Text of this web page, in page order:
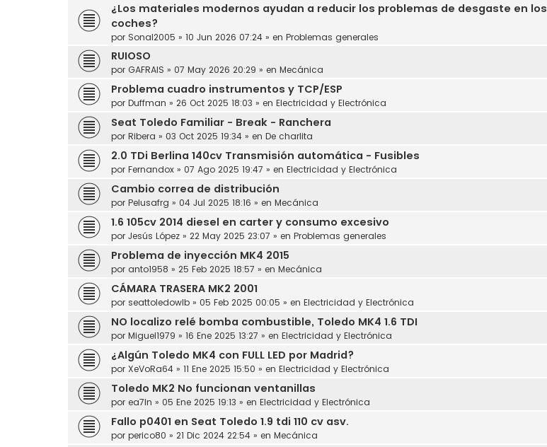
¿Los materiales modernos ayudan a reducir los problemas de desgaste en los
coches?
por Sonal2005 » 10 Jun 2026 07:24 » en Problemas generales
RUIOSO
por GAFRAIS » 07 May 2026 20:29 » en Mecánica
Problema cuadro instrumentos y TCP/ESP
por Duffman » 26 Oct 2025 18:03 » en Electricidad y Electrónica
Seat Toledo Familiar - Break - Ranchera
por Ribera » 03 Oct 2025 19:34 » en De charlita
2.0 TDi Berlina 140cv Transmisión automática - Fusibles
por Fernandox » 07 Ago 2025 19:47 » en Electricidad y Electrónica
Cambio correa de distribución
por Pelusafrg » 04 Jul 2025 18:16 » en Mecánica
1.6 105cv 2014 diesel en carter y consumo excesivo
por Jesús López » 22 May 2025 23:07 » en Problemas generales
Problema de inyección MK4 2015
por anto1958 » 25 Feb 2025 18:57 » en Mecánica
CÁMARA TRASERA MK2 2001
por seattoledowlb » 05 Feb 2025 00:05 » en Electricidad y Electrónica
NO localizo relé bomba combustible, Toledo MK4 1.6 TDI
por Miguel1979 » 16 Ene 2025 13:27 » en Electricidad y Electrónica
¿Algún Toledo MK4 con FULL LED por Madrid?
por XeVoRa64 » 11 Ene 2025 15:50 » en Electricidad y Electrónica
Toledo MK2 No funcionan ventanillas
por ea7ln » 05 Ene 2025 19:13 » en Electricidad y Electrónica
Fallo p0401 en Seat Toledo 1.9 tdi 110 cv asv.
por perico80 » 21 Dic 2024 22:54 » en Mecánica